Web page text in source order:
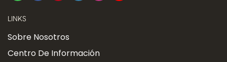
LINKS
Sobre Nosotros
Centro De Información